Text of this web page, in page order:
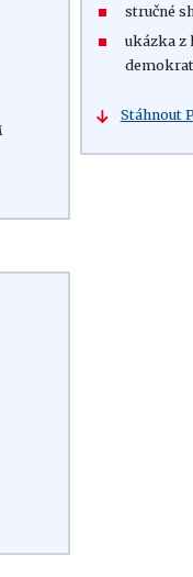
stručné
ukázka z
Stáhnout